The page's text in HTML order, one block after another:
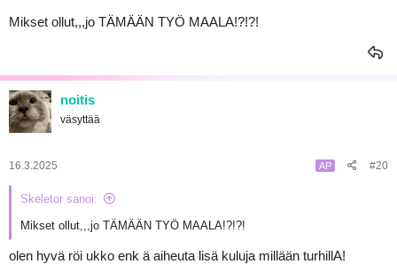
Mikset ollut,,,jo TÄMÄÄN TYÖ MAALA!?!?!
noitis
väsyttää
16.3.2025 AP #20
Skeletor sanoi:
Mikset ollut,,,jo TÄMÄÄN TYÖ MAALA!?!?!
olen hyvä röi ukko enk ä aiheuta lisä kuluja millään turhillA!